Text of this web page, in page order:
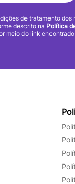
de tratamento dos
descrito na Política
meio do link